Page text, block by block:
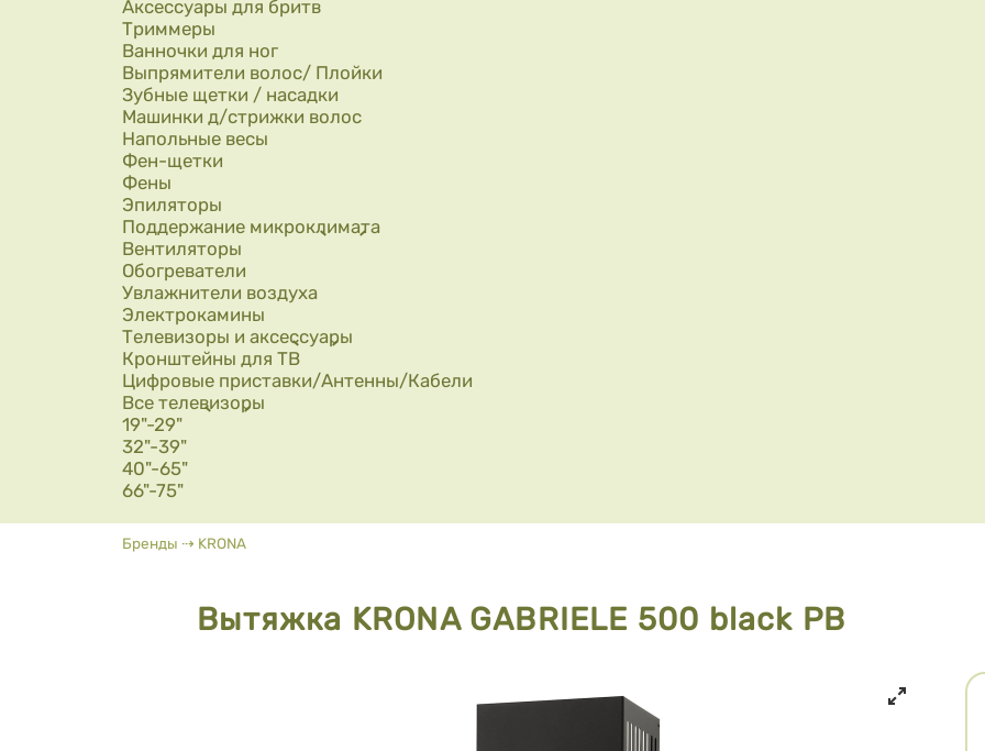
Аксессуары для бритв
Триммеры
Ванночки для ног
Выпрямители волос/ Плойки
Зубные щетки / насадки
Машинки д/стрижки волос
Напольные весы
Фен-щетки
Фены
Эпиляторы
Поддержание микроклимата
Вентиляторы
Обогреватели
Увлажнители воздуха
Электрокамины
Телевизоры и аксессуары
Кронштейны для ТВ
Цифровые приставки/Антенны/Кабели
Все телевизоры
19"-29"
32"-39"
40"-65"
66"-75"
Вы здесь
Бренды ⇢ KRONA
Вытяжка KRONA GABRIELE 500 black PB